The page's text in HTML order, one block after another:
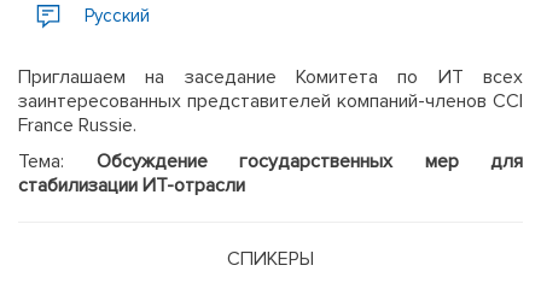
Русский
Приглашаем на заседание Комитета по ИТ всех
заинтересованных представителей компаний-членов CCI
France Russie.
Тема: Обсуждение государственных мер для
стабилизации ИТ-отрасли
СПИКЕРЫ